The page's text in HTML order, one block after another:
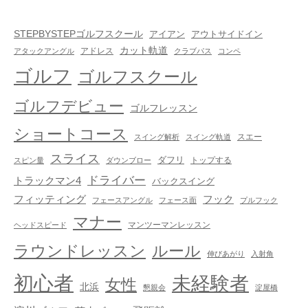
STEPBYSTEPゴルフスクール アイアン アウトサイドイン
アタックアングル アドレス カット軌道 クラブパス コンペ
ゴルフ ゴルフスクール
ゴルフデビュー ゴルフレッスン
ショートコース スイング解析 スイング軌道 スエー
スピン量 スライス ダウンブロー ダフリ トップする
トラックマン4 ドライバー バックスイング
フィッティング フェースアングル フェース面 フック プルフック
ヘッドスピード マナー マンツーマンレッスン
ラウンドレッスン ルール 伸びあがり 入射角
初心者 北浜 女性 懇親会 未経験者 淀屋橋